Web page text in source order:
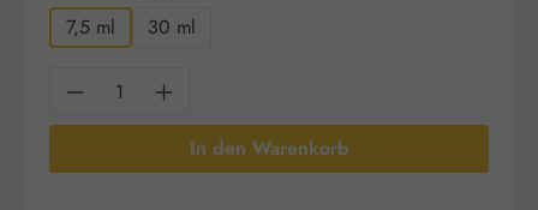
7,5 ml 30 ml
Produkt Anzahl: Gib den gewünschten
In den Warenkorb